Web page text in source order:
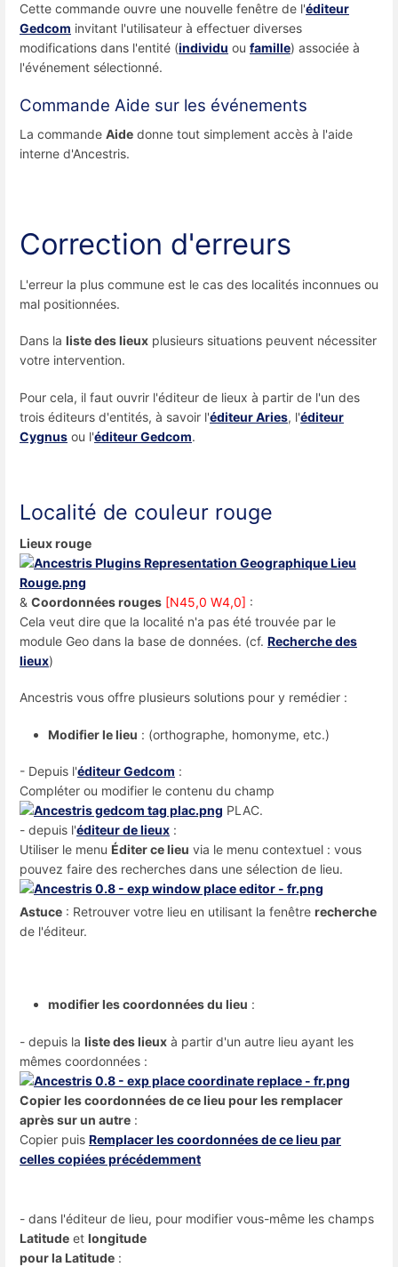
Cette commande ouvre une nouvelle fenêtre de l'éditeur
Gedcom invitant l'utilisateur à effectuer diverses
modifications dans l'entité (individu ou famille) associée à
l'événement sélectionné.
Commande Aide sur les événements
La commande Aide donne tout simplement accès à l'aide
interne d'Ancestris.
Correction d'erreurs
L'erreur la plus commune est le cas des localités inconnues ou
mal positionnées.
Dans la liste des lieux plusieurs situations peuvent nécessiter
votre intervention.
Pour cela, il faut ouvrir l'éditeur de lieux à partir de l'un des
trois éditeurs d'entités, à savoir l'éditeur Aries, l'éditeur
Cygnus ou l'éditeur Gedcom.
Localité de couleur rouge
Lieux rouge
& Coordonnées rouges [N45,0 W4,0] :
Cela veut dire que la localité n'a pas été trouvée par le
module Geo dans la base de données. (cf. Recherche des
lieux)
Ancestris vous offre plusieurs solutions pour y remédier :
Modifier le lieu : (orthographe, homonyme, etc.)
- Depuis l'éditeur Gedcom :
Compléter ou modifier le contenu du champ
PLAC.
- depuis l'éditeur de lieux :
Utiliser le menu Éditer ce lieu via le menu contextuel : vous
pouvez faire des recherches dans une sélection de lieu.
Astuce : Retrouver votre lieu en utilisant la fenêtre recherche
de l'éditeur.
modifier les coordonnées du lieu :
- depuis la liste des lieux à partir d'un autre lieu ayant les
mêmes coordonnées :
Copier les coordonnées de ce lieu pour les remplacer
après sur un autre :
Copier puis Remplacer les coordonnées de ce lieu par
celles copiées précédemment
- dans l'éditeur de lieu, pour modifier vous-même les champs
Latitude et longitude
pour la Latitude :